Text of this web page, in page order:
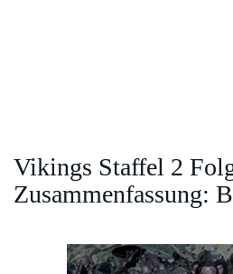
Vikings Staffel 2
Zusammenfassung: